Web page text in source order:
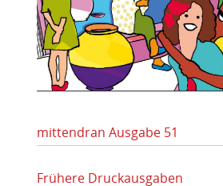
mittendran Ausgabe 51
Frühere Druckausgaben